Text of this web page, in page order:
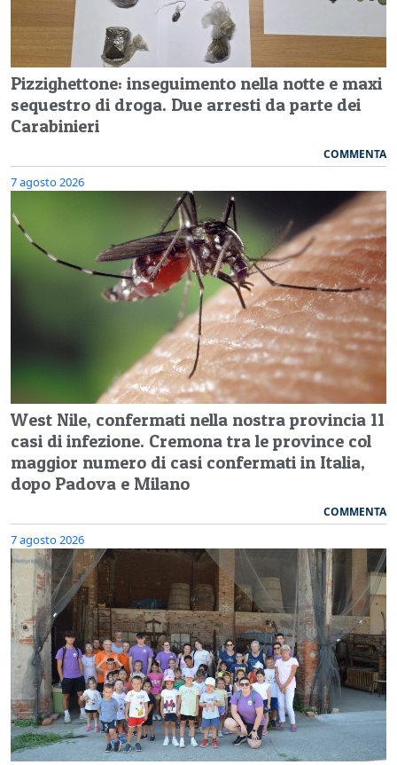
Pizzighettone: inseguimento nella notte e maxi
sequestro di droga. Due arresti da parte dei
Carabinieri
COMMENTA
7 agosto 2026
West Nile, confermati nella nostra provincia 11
casi di infezione. Cremona tra le province col
maggior numero di casi confermati in Italia,
dopo Padova e Milano
COMMENTA
7 agosto 2026